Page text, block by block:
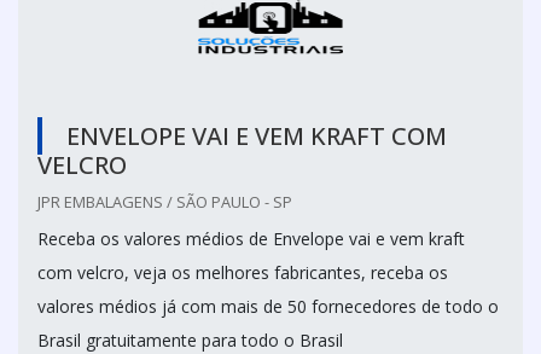
ENVELOPE VAI E VEM KRAFT COM
VELCRO
JPR EMBALAGENS / SÃO PAULO - SP
Receba os valores médios de Envelope vai e vem kraft
com velcro, veja os melhores fabricantes, receba os
valores médios já com mais de 50 fornecedores de todo o
Brasil gratuitamente para todo o Brasil